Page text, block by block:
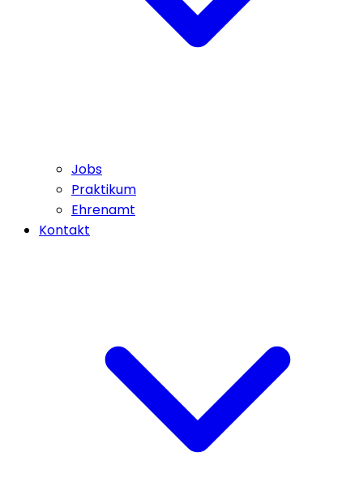
Jobs
Praktikum
Ehrenamt
Kontakt